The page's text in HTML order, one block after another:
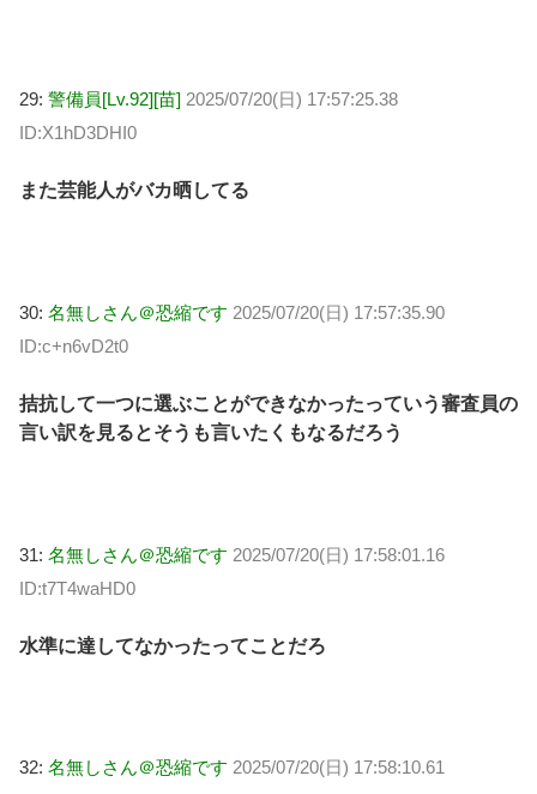
29: 警備員[Lv.92][苗] 2025/07/20(日) 17:57:25.38
ID:X1hD3DHI0
また芸能人がバカ晒してる
30: 名無しさん＠恐縮です 2025/07/20(日) 17:57:35.90
ID:c+n6vD2t0
拮抗して一つに選ぶことができなかったっていう審査員の
言い訳を見るとそうも言いたくもなるだろう
31: 名無しさん＠恐縮です 2025/07/20(日) 17:58:01.16
ID:t7T4waHD0
水準に達してなかったってことだろ
32: 名無しさん＠恐縮です 2025/07/20(日) 17:58:10.61